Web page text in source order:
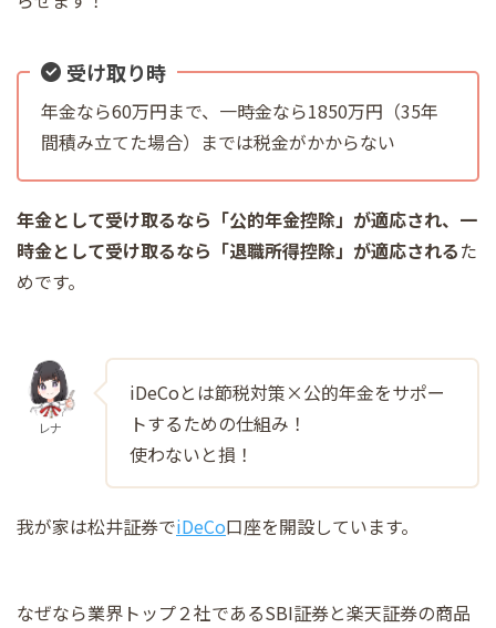
受け取り時
年金なら60万円まで、一時金なら1850万円（35年
間積み立てた場合）までは税金がかからない
年金として受け取るなら「公的年金控除」が適応され、一
時金として受け取るなら「退職所得控除」が適応されるた
めです。
レナ
iDeCoとは節税対策×公的年金をサポー
トするための仕組み！
使わないと損！
我が家は松井証券でiDeCo口座を開設しています。
なぜなら業界トップ２社であるSBI証券と楽天証券の商品